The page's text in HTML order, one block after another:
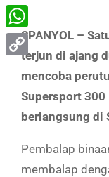
SPANYOL –
terjun di ajang
mencoba
Supersport 300
berlangsung di
Pembalap
membalap
X
WhatsApp
Link